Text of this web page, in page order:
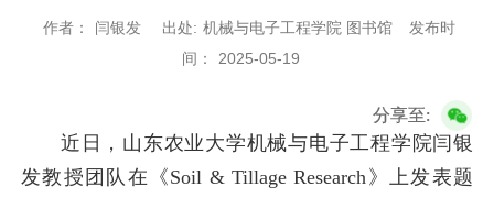
作者： 闫银发 出处: 机械与电子工程学院 图书馆
发布时
间：
2025-05-19
分享至:
近日，山东农业大学机械与电子工程学院闫银
发教授团队在《Soil & Tillage Research》上发表题